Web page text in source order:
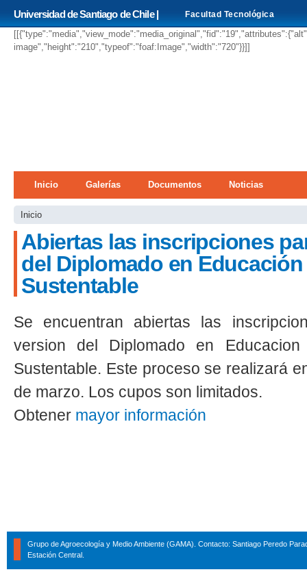
Universidad de Santiago de Chile | Facultad Tecnológica
image","height":"210","typeof":"foaf:Image","width":"720"}}]]
Menú principal
Inicio Galerías Documentos Noticias
Se encuentra usted aquí
Inicio
Abiertas las inscripciones
del Diplomado en
Sustentable
Se encuentran abiertas las
version del Diplomado en
Sustentable. Este proceso se realizará
de marzo. Los cupos son limitados.
Obtener mayor información
Grupo de Agroecología y Medio Ambiente (GAMA). Contacto: Santiago Peredo
Estación Central.